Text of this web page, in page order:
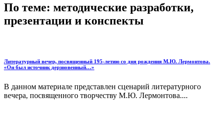
По теме: методические разработки,
презентации и конспекты
Литературный вечер, посвященный 195-летию со дня рождения М.Ю. Лермонтова.
«Он был источник дерзновенный…»
В данном материале представлен сценарий литературного
вечера, посвященного творчеству М.Ю. Лермонтова....